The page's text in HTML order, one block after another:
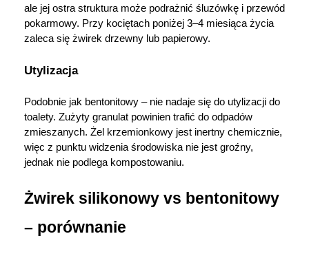
naszejpolityce prywatności. Możesz określić
warunki przechowywania lub dostępu do
cookies poprzez kliknięcie przycisku
ustawienia wszystkich cookies klikając
AKCEPTUJĘ WSZYSTKIE
ale jej ostra struktura może podrażnić śluzówkę i przewód
pokarmowy. Przy kociętach poniżej 3–4 miesiąca życia
zaleca się żwirek drzewny lub papierowy.
Utylizacja
Podobnie jak bentonitowy – nie nadaje się do utylizacji do
toalety. Zużyty granulat powinien trafić do odpadów
zmieszanych. Żel krzemionkowy jest inertny chemicznie,
więc z punktu widzenia środowiska nie jest groźny,
jednak nie podlega kompostowaniu.
Żwirek silikonowy vs bentonitowy
– porównanie